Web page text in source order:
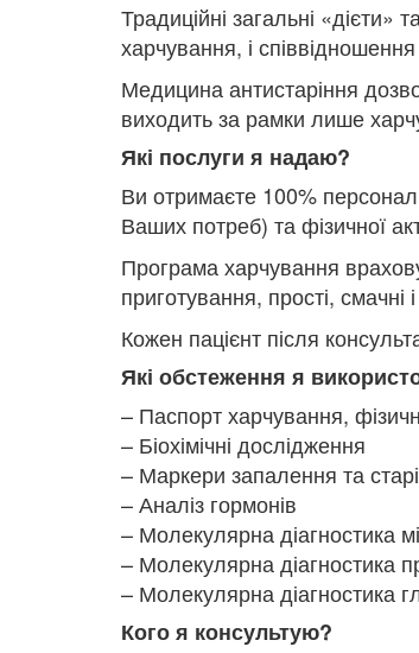
Традиційні загальні
харчування, і
Медицина антистаріння
виходить за рамки лише
Які послуги я надаю?
Ви отримаєте 100%
Ваших потреб) та фізичної
Програма харчування
приготування, прості, смачні
Кожен пацієнт після
Які обстеження я
– Паспорт харчування,
– Біохімічні дослідження
– Маркери запалення та
– Аналіз гормонів
– Молекулярна діагностика
– Молекулярна діагностика
– Молекулярна діагностика
Кого я консультую?